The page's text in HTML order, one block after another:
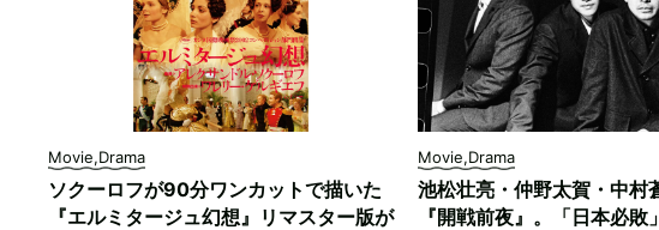
Movie,Drama
ソクーロフが90分ワンカットで描いた
『エルミタージュ幻想』リマスター版が
Movie,Drama
池松壮亮・仲野太賀・中村
『開戦前夜』。「日本必敗